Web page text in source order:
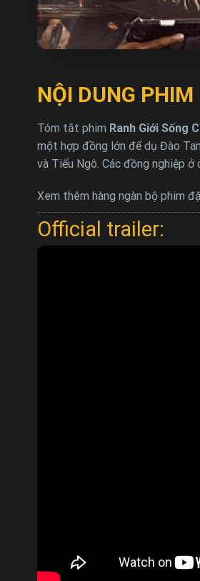
NỘI DUNG PHIM
Tóm tắt phim Ranh Giới Sống
một hợp đồng lớn để dụ Đào
và Tiểu Ngô. Các đồng nghiệp
Xem thêm hàng ngàn bộ phim
Official trailer: